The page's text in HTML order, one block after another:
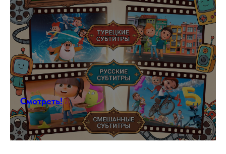
Смотреть!
Ознакомитесь со структурой
изучения турецкого языка и
подберете подходящую вам
программу
Прослушаете вводную лекцию
про аффиксы, строение
турецкого языка
Вы познакомитесь с
преподавателем
Что будет на
бесплатном уроке?